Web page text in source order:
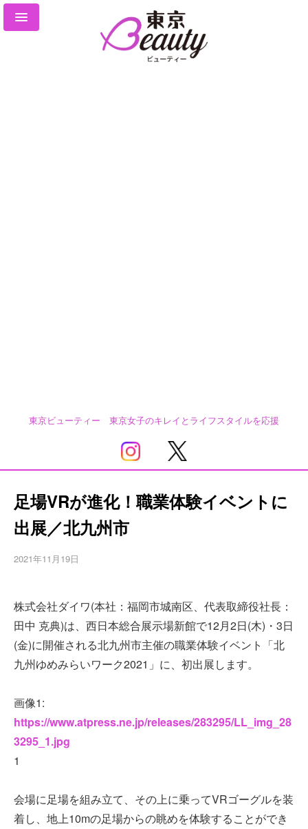
東京ビューティー 東京女子のキレイとライフスタイルを応援
足場VRが進化！職業体験イベントに
出展／北九州市
2021年11月19日
株式会社ダイワ(本社：福岡市城南区、代表取締役社長：
田中 克典)は、西日本総合展示場新館で12月2日(木)・3日
(金)に開催される北九州市主催の職業体験イベント「北
九州ゆめみらいワーク2021」に、初出展します。
画像1:
https://www.atpress.ne.jp/releases/283295/LL_img_28
3295_1.jpg
1
会場に足場を組み立て、その上に乗ってVRゴーグルを装
着し、地上10mの足場からの眺めを体験することができ